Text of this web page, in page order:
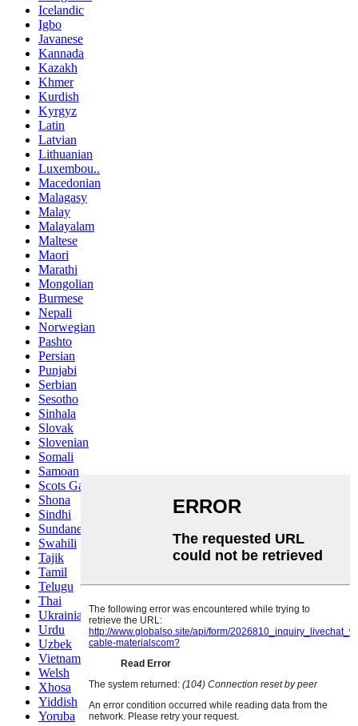
Icelandic
Igbo
Javanese
Kannada
Kazakh
Khmer
Kurdish
Kyrgyz
Latin
Latvian
Lithuanian
Luxembou..
Macedonian
Malagasy
Malay
Malayalam
Maltese
Maori
Marathi
Mongolian
Burmese
Nepali
Norwegian
Pashto
Persian
Punjabi
Serbian
Sesotho
Sinhala
Slovak
Slovenian
Somali
Samoan
Scots Gaelic
Shona
Sindhi
Sundanese
Swahili
Tajik
Tamil
Telugu
Thai
Ukrainian
Urdu
Uzbek
Vietnamese
Welsh
Xhosa
Yiddish
Yoruba